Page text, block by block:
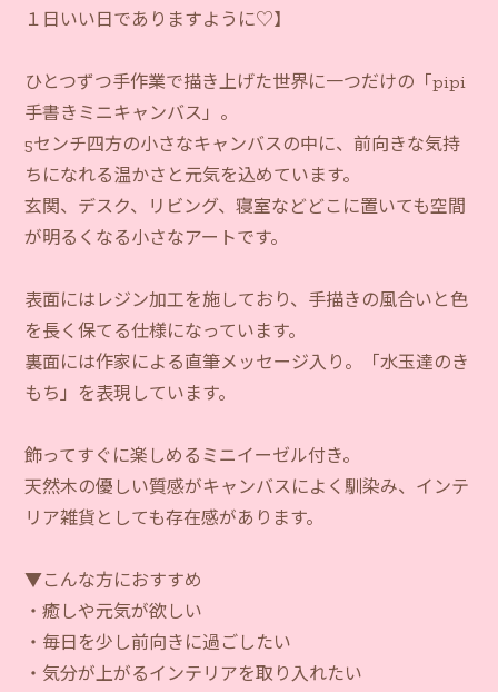
１日いい日でありますように♡】
ひとつずつ手作業で描き上げた世界に一つだけの「pipi
手書きミニキャンバス」。
5センチ四方の小さなキャンバスの中に、前向きな気持
ちになれる温かさと元気を込めています。
玄関、デスク、リビング、寝室などどこに置いても空間
が明るくなる小さなアートです。
表面にはレジン加工を施しており、手描きの風合いと色
を長く保てる仕様になっています。
裏面には作家による直筆メッセージ入り。「水玉達のき
もち」を表現しています。
飾ってすぐに楽しめるミニイーゼル付き。
天然木の優しい質感がキャンバスによく馴染み、インテ
リア雑貨としても存在感があります。
▼こんな方におすすめ
・癒しや元気が欲しい
・毎日を少し前向きに過ごしたい
・気分が上がるインテリアを取り入れたい